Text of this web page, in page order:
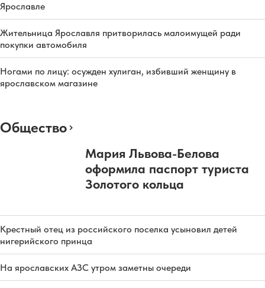
Ярославле
Жительница Ярославля притворилась малоимущей ради
покупки автомобиля
Ногами по лицу: осужден хулиган, избивший женщину в
ярославском магазине
Общество
Мария Львова-Белова
оформила паспорт туриста
Золотого кольца
Крестный отец из российского поселка усыновил детей
нигерийского принца
На ярославских АЗС утром заметны очереди